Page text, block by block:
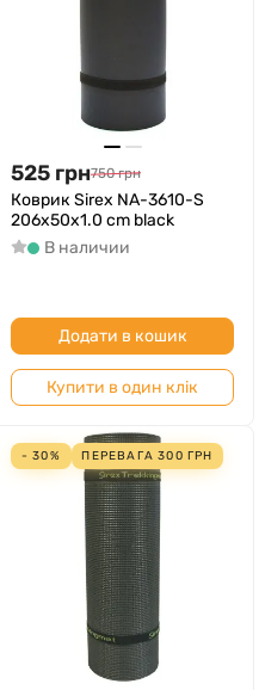
525 грн750 грн
Коврик Sirex NA-3610-S
206x50x1.0 cm black
В наличии
Додати в кошик
Купити в один клік
- 30% ПЕРЕВАГА300 ГРН